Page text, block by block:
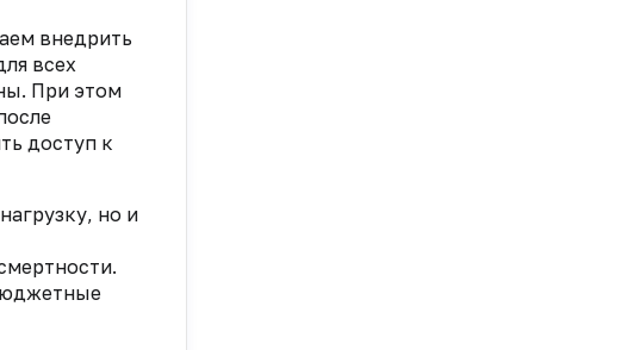
внедрить
всех
При этом
доступ к
но и